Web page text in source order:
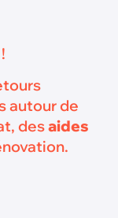
autour de
desaides